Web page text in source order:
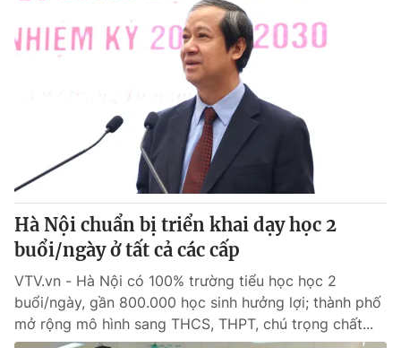
Hà Nội chuẩn bị triển khai dạy học 2
buổi/ngày ở tất cả các cấp
VTV.vn - Hà Nội có 100% trường tiểu học học 2
buổi/ngày, gần 800.000 học sinh hưởng lợi; thành phố
mở rộng mô hình sang THCS, THPT, chú trọng chất...